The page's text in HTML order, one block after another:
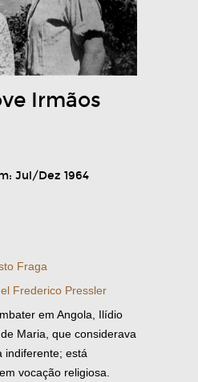
Irmãos
Jul/Dez 1964
Fraga
Frederico Pressler
em Angola, Ilídio
Maria, que considerava
indiferente; está
vocação religiosa.